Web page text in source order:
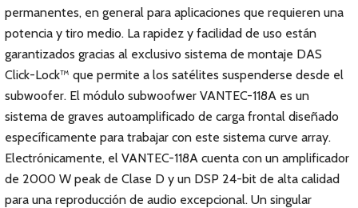
permanentes, en general para aplicaciones que requieren una
potencia y tiro medio. La rapidez y facilidad de uso están
garantizados gracias al exclusivo sistema de montaje DAS
Click-Lock™ que permite a los satélites suspenderse desde el
subwoofer. El módulo subwoofwer VANTEC-118A es un
sistema de graves autoamplificado de carga frontal diseñado
específicamente para trabajar con este sistema curve array.
Electrónicamente, el VANTEC-118A cuenta con un amplificador
de 2000 W peak de Clase D y un DSP 24-bit de alta calidad
para una reproducción de audio excepcional. Un singular